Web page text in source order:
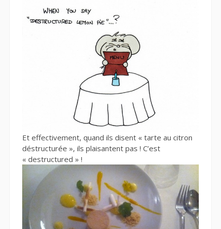
Et effectivement, quand ils disent « tarte au citron
déstructurée », ils plaisantent pas ! C’est
« destructured » !